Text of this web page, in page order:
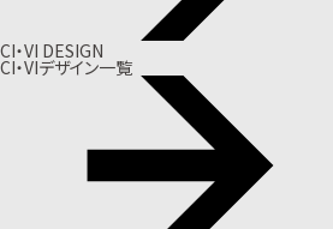
CI・VI DESIGN
CI・VIデザイン一覧